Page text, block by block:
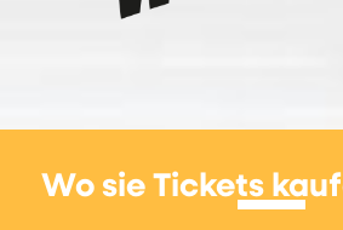
Wo sie Tickets